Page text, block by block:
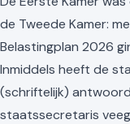
de Tweede Kamer:
Belastingplan 2026
Inmiddels heeft de
(schriftelijk)
staatssecretaris